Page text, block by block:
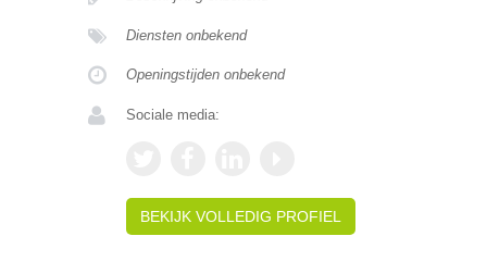
Diensten onbekend
Openingstijden onbekend
Sociale media:
BEKIJK VOLLEDIG PROFIEL